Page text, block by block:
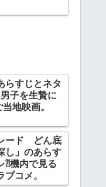
らすじとネタ
子を生贄に
地映画。
ード どん底
し」のあらす
⁈機内で見る
コメ。